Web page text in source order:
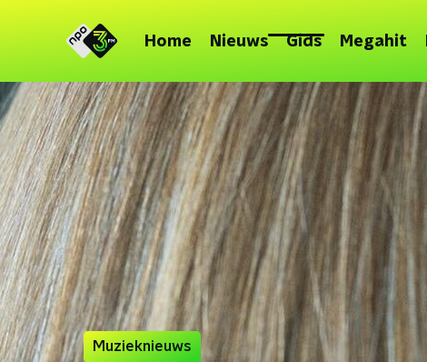
Home Nieuws Gids Megahit
Muzieknieuws